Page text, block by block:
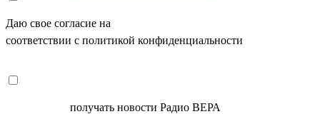
Даю свое согласие на
соответствии с политикой конфиденциальности
получать новости Радио ВЕРА